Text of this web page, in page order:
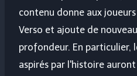
contenu donne aux
Verso et ajoute de
profondeur. En particulier,
aspirés par l'histoire